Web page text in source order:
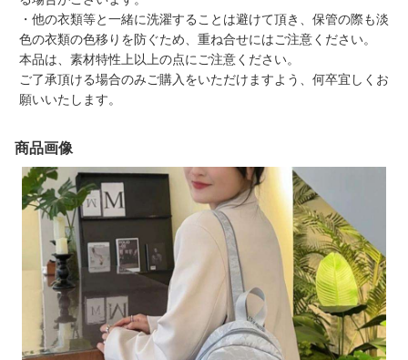
・他の衣類等と一緒に洗濯することは避けて頂き、保管の際も淡
色の衣類の色移りを防ぐため、重ね合せにはご注意ください。
本品は、素材特性上以上の点にご注意ください。
ご了承頂ける場合のみご購入をいただけますよう、何卒宜しくお
願いいたします。
商品画像